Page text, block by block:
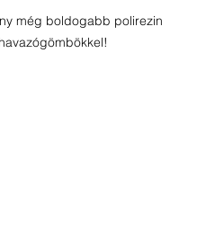
még boldogabb polirezin
havazógömbökkel!